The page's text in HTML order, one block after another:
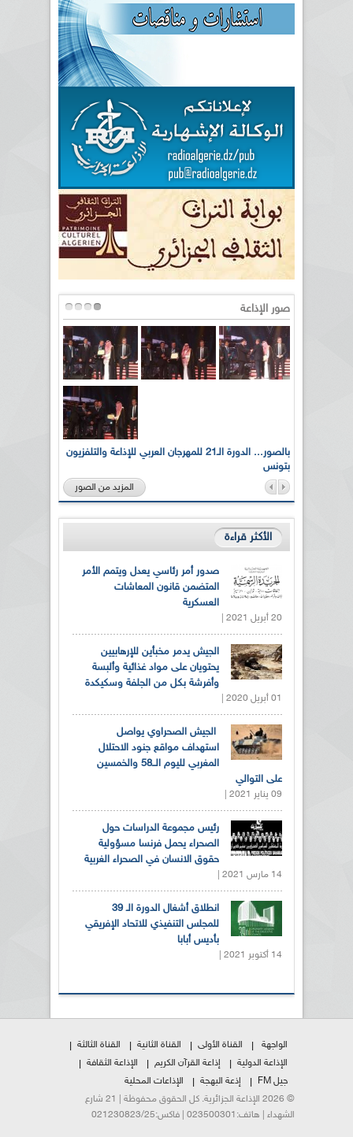
صور الإذاعة
بالصور... الدورة الـ21 للمهرجان العربي للإذاعة والتلفزيون
بتونس
المزيد من الصور
الأكثر قراءة
صدور أمر رئاسي يعدل ويتمم الأمر
المتضمن قانون المعاشات
العسكرية
20 أبريل 2021 |
الجيش يدمر مخبأين للإرهابيين
يحتويان على مواد غذائية وألبسة
وأفرشة بكل من الجلفة وسكيكدة
01 أبريل 2020 |
الجيش الصحراوي يواصل
استهداف مواقع جنود الاحتلال
المغربي لليوم الــ58 والخمسين
على التوالي
09 يناير 2021 |
رئيس مجموعة الدراسات حول
الصحراء يحمل فرنسا مسؤولية
حقوق الانسان في الصحراء الغربية
14 مارس 2021 |
انطلاق أشغال الدورة الـ 39
للمجلس التنفيذي للاتحاد الإفريقي
بأديس أبابا
14 أكتوبر 2021 |
الواجهة القناة الأولى القناة الثانية
القناة الثالثة
الإذاعة الدولية
إذاعة القرآن الكريم
الإذاعة الثقافة
جيل FM
إذعة البهجة
الإذاعات المحلية
© 2026 الإذاعة الجزائرية. كل الحقوق محفوظة | 21 شارع
الشهداء | هاتف:023500301 | فاكس:021230823/25